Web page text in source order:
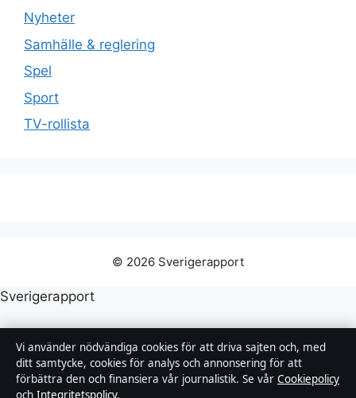
Nyheter
Samhälle & reglering
Spel
Sport
TV-rollista
© 2026 Sverigerapport
Sverigerapport
Företaget
Vi använder nödvändiga cookies för att driva sajten och, med
ditt samtycke, cookies för analys och annonsering för att
förbättra den och finansiera vår journalistik. Se vår Cookiepolicy
och Integritetspolicy.